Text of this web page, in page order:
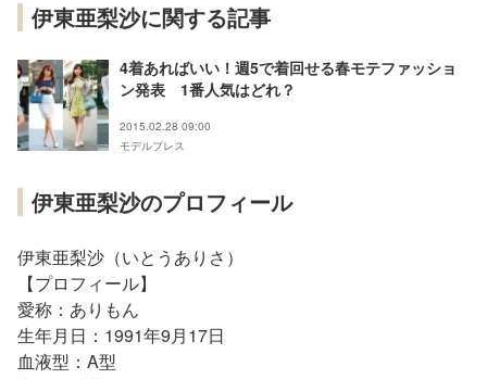
伊東亜梨沙に関する記事
4着あればいい！週5で着回せる春モテファッショ
ン発表 1番人気はどれ？
2015.02.28 09:00
モデルプレス
伊東亜梨沙のプロフィール
伊東亜梨沙（いとうありさ）
【プロフィール】
愛称：ありもん
生年月日：1991年9月17日
血液型：A型